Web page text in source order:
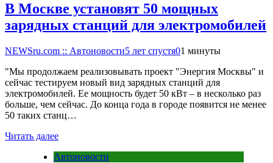
В Москве установят 50 мощных
зарядных станций для электромобилей
NEWSru.com :: Автоновости5 лет спустя01 минуты
"Мы продолжаем реализовывать проект "Энергия Москвы" и
сейчас тестируем новый вид зарядных станций для
электромобилей. Ее мощность будет 50 кВт – в несколько раз
больше, чем сейчас. До конца года в городе появится не менее
50 таких станц…
Читать далее
Автоновости